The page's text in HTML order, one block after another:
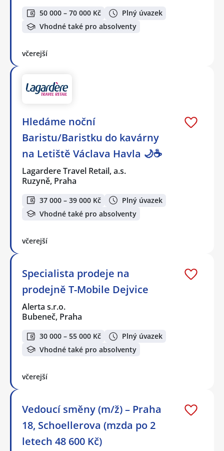
50 000 – 70 000 Kč
Plný úvazek
Vhodné také pro absolventy
včerejší
Hledáme noční
Baristu/Baristku do kavárny
na Letiště Václava Havla 🌙☕
Lagardere Travel Retail, a.s.
Ruzyně, Praha
37 000 – 39 000 Kč
Plný úvazek
Vhodné také pro absolventy
včerejší
Specialista prodeje na
prodejně T-Mobile Dejvice
Alerta s.r.o.
Bubeneč, Praha
30 000 – 55 000 Kč
Plný úvazek
Vhodné také pro absolventy
včerejší
Vedoucí směny (m/ž) – Praha
18, Schoellerova (mzda po 2
letech 48 600 Kč)